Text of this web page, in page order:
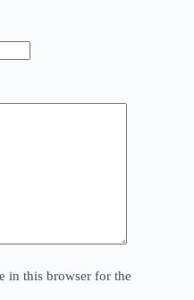
in this browser for the